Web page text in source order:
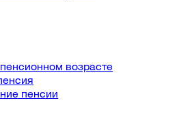
возрасте
пенсии